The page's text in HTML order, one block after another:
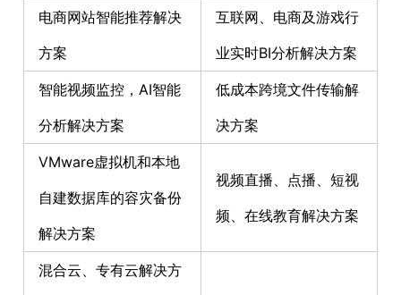
电商网站智能推荐解决
方案
互联网、电商及游戏行
业实时BI分析解决方案
智能视频监控，AI智能
分析解决方案
低成本跨境文件传输解
决方案
VMware虚拟机和本地
自建数据库的容灾备份
解决方案
视频直播、点播、短视
频、在线教育解决方案
混合云、专有云解决方